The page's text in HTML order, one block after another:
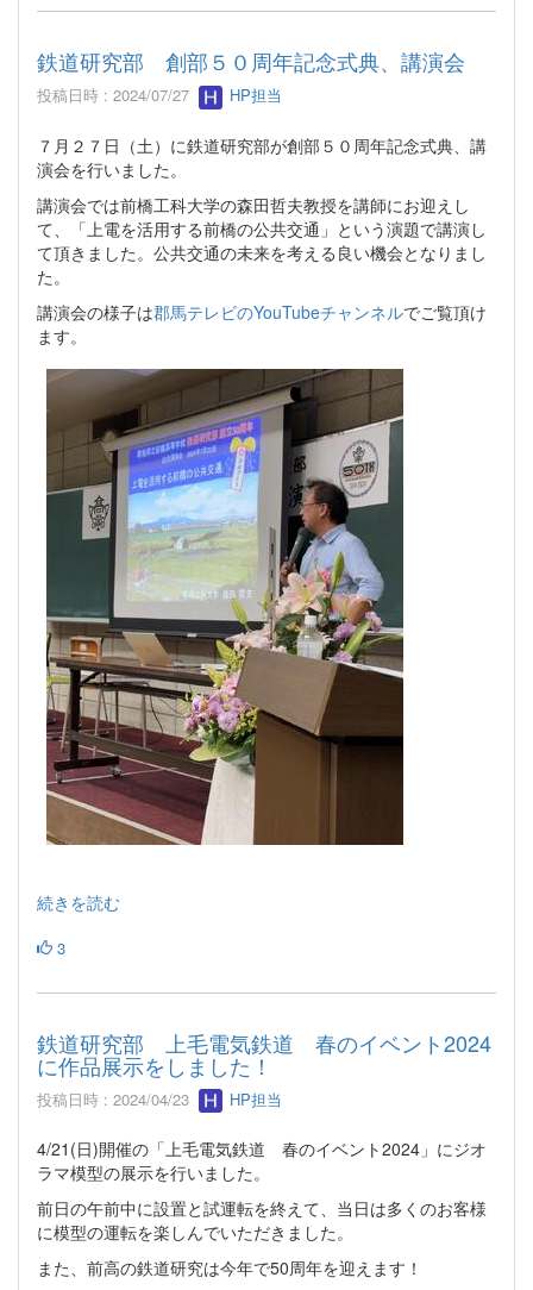
鉄道研究部 創部５０周年記念式典、講演会
投稿日時 : 2024/07/27 HP担当
７月２７日（土）に鉄道研究部が創部５０周年記念式典、講
演会を行いました。
講演会では前橋工科大学の森田哲夫教授を講師にお迎えし
て、「上電を活用する前橋の公共交通」という演題で講演し
て頂きました。公共交通の未来を考える良い機会となりまし
た。
講演会の様子は郡馬テレビのYouTubeチャンネルでご覧頂け
ます。
続きを読む
3
鉄道研究部 上毛電気鉄道 春のイベント2024
に作品展示をしました！
投稿日時 : 2024/04/23 HP担当
4/21(日)開催の「上毛電気鉄道 春のイベント2024」にジオ
ラマ模型の展示を行いました。
前日の午前中に設置と試運転を終えて、当日は多くのお客様
に模型の運転を楽しんでいただきました。
また、前高の鉄道研究は今年で50周年を迎えます！